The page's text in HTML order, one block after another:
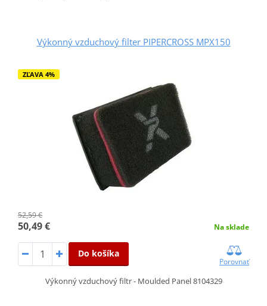
Výkonný vzduchový filter PIPERCROSS MPX150
ZĽAVA 4%
52,59 €
50,49 € Na sklade
Do košíka
Porovnať
Výkonný vzduchový filtr - Moulded Panel 8104329